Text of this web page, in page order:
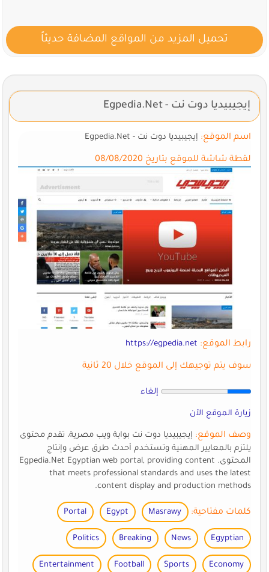
تحميل المزيد من المواقع المضافة حديثاً
إيجيبيديا دوت نت - Egpedia.Net
اسم الموقع:إيجيبيديا دوت نت - Egpedia.Net
لقطة شاشة للموقع بتاريخ 08/08/2020
رابط الموقع: https://egpedia.net
سوف يتم توجيهك إلى الموقع خلال 20 ثانية
إلغاء
زيارة الموقع الآن
وصف الموقع:إيجيبيديا دوت نت بوابة ويب مصرية، تقدم محتوى
يلتزم بالمعايير المهنية وتستخدم أحدث طرق عرض وإنتاج
المحتوى. Egpedia.Net Egyptian web portal, providing content
that meets professional standards and uses the latest
content display and production methods.
كلمات مفتاحية: Masrawy
Egypt
Portal
Egyptian
News
Breaking
Politics
Economy
Sports
Football
Entertainment